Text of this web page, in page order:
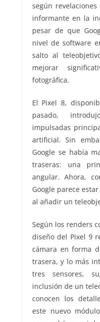
según
informante en la
pesar de que
nivel de software
salto al
mejorar
fotográfica.
El Pixel 8,
pasado,
impulsadas
artificial. Sin
Google se había
traseras: una
angular. Ahora,
Google parece
al añadir un
Según los renders
diseño del Pixel 9
cámara en forma
trasera, y lo más
tres sensores,
inclusión de un
conocen los
este nuevo